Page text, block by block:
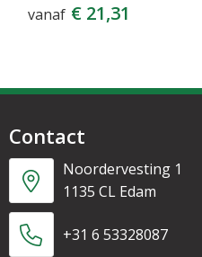
vanaf € 21,31
Contact
Noordervesting 1
1135 CL Edam
+31 6 53328087